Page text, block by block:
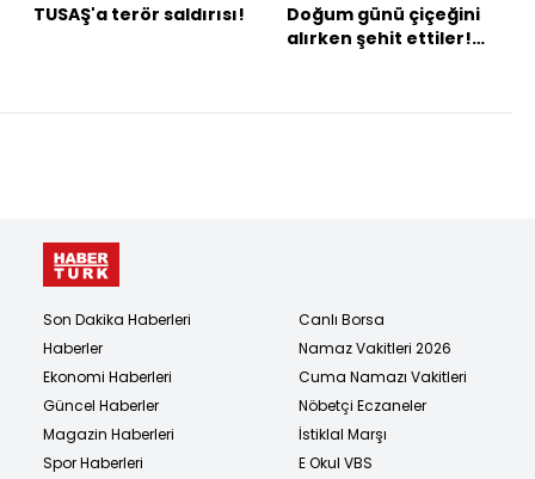
TUSAŞ'a terör saldırısı!
Doğum günü çiçeğini
alırken şehit ettiler!
Son Dakika Haberleri
Haberler
Ekonomi Haberleri
Güncel Haberler
Magazin Haberleri
Spor Haberleri
Canlı Borsa
Namaz Vakitleri 2026
Cuma Namazı Vakitleri
Nöbetçi Eczaneler
İstiklal Marşı
E Okul VBS